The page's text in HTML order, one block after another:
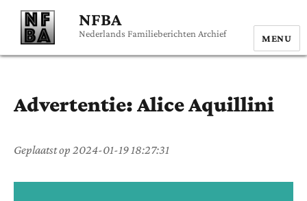
NFBA
Nederlands Familieberichten Archief MENU
Advertentie: AliceAquillini
Geplaatst op 2024-01-19 18:27:31